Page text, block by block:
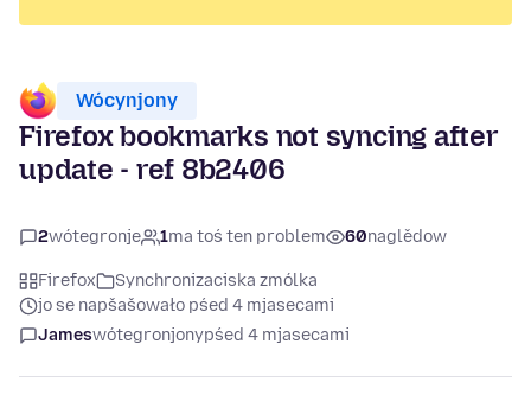
Wócynjony
Firefox bookmarks not syncing after
update - ref 8b2406
2wótegronje 1ma toś ten problem 60naglědow
Firefox
Synchronizaciska zmólka
jo se napšašowało pśed 4 mjasecami
Jameswótegronjonypśed 4 mjasecami